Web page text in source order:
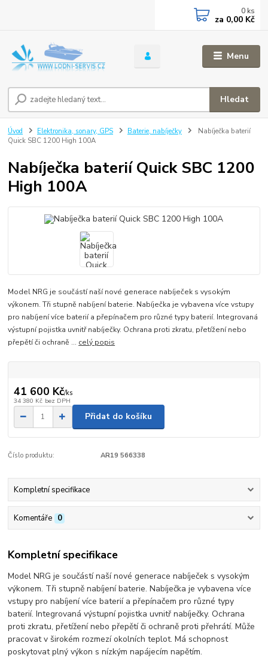
Menu
Hledat
0 ks
za 0,00 Kč
Úvod Elektronika, sonary, GPS Baterie, nabíječky
Nabíječka baterií
Quick SBC 1200 High 100A
Nabíječka baterií Quick SBC 1200
High 100A
Model NRG je součástí naší nové generace nabíječek s vysokým
výkonem. Tři stupně nabíjení baterie. Nabíječka je vybavena více vstupy
pro nabíjení více baterií a přepínačem pro různé typy baterií. Integrovaná
výstupní pojistka uvnitř nabíječky. Ochrana proti zkratu, přetížení nebo
přepětí či ochraně ... celý popis
41 600 Kč/ks
34 380 Kč bez DPH
Přidat do košíku
Číslo produktu: AR19 566338
Kompletní specifikace
Komentáře 0
Kompletní specifikace
Model NRG je součástí naší nové generace nabíječek s vysokým
výkonem. Tři stupně nabíjení baterie. Nabíječka je vybavena více
vstupy pro nabíjení více baterií a přepínačem pro různé typy
baterií. Integrovaná výstupní pojistka uvnitř nabíječky. Ochrana
proti zkratu, přetížení nebo přepětí či ochraně proti přehrátí. Může
pracovat v širokém rozmezí okolních teplot. Má schopnost
poskytovat plný výkon s nízkým napájecím napětím.